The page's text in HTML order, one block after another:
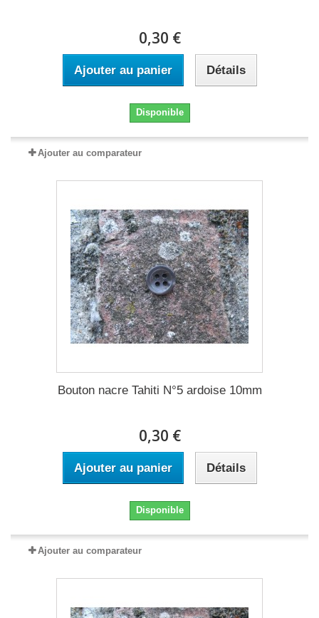
0,30 €
Ajouter au panier Détails
Disponible
Ajouter au comparateur
Bouton nacre Tahiti N°5 ardoise 10mm
0,30 €
Ajouter au panier Détails
Disponible
Ajouter au comparateur